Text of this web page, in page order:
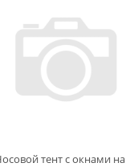
тент с окнами на